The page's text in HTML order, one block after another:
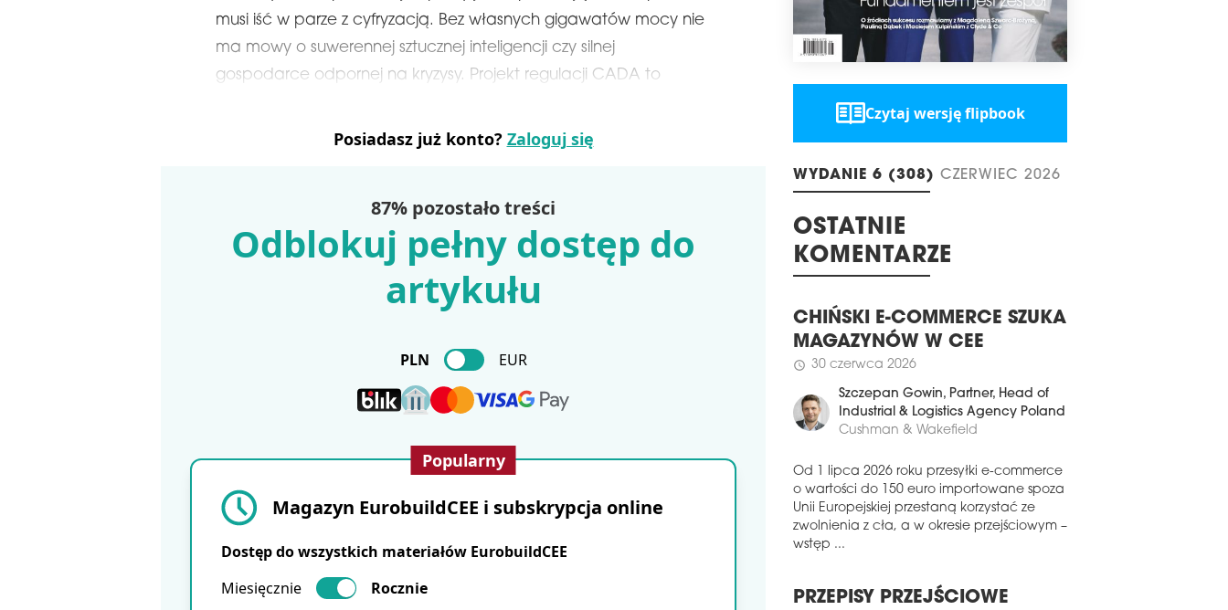
musi iść w parze z cyfryzacją. Bez własnych gigawatów mocy nie
ma mowy o suwerennej sztucznej inteligencji czy silnej
gospodarce odpornej na kryzysy. Projekt regulacji CADA to
Posiadasz już konto? Zaloguj się
87% pozostało treści
Odblokuj pełny dostęp do
artykułu
PLN EUR
Popularny
Magazyn EurobuildCEE i subskrypcja online
Dostęp do wszystkich materiałów EurobuildCEE
Miesięcznie
Rocznie
chmurowe i sztuczną inteligencję (AI).
Polska ma odegrać w tym procesie jedną z
głównych ról.
Czytaj wersję flipbook
WYDANIE 6 (308) CZERWIEC 2026
OSTATNIE
KOMENTARZE
CHIŃSKI E-COMMERCE SZUKA
MAGAZYNÓW W CEE
schedule 30 czerwca 2026
Szczepan Gowin, Partner, Head of
Industrial & Logistics Agency Poland
Cushman & Wakefield
Od 1 lipca 2026 roku przesyłki e-commerce
o wartości do 150 euro importowane spoza
Unii Europejskiej przestaną korzystać ze
zwolnienia z cła, a w okresie przejściowym –
wstęp ...
PRZEPISY PRZEJŚCIOWE